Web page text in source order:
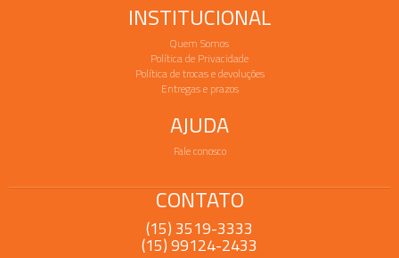
INSTITUCIONAL
Quem Somos
Política de Privacidade
Política de trocas e devoluções
Entregas e prazos
AJUDA
Fale conosco
CONTATO
(15) 3519-3333
(15) 99124-2433